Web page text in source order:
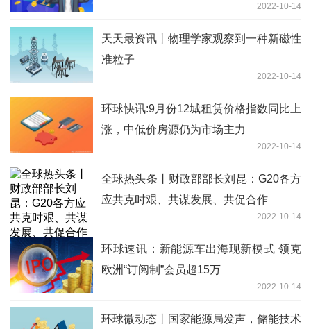
2022-10-14
天天最资讯丨物理学家观察到一种新磁性
准粒子
2022-10-14
环球快讯:9月份12城租赁价格指数同比上
涨，中低价房源仍为市场主力
2022-10-14
全球热头条丨财政部部长刘昆：G20各方
应共克时艰、共谋发展、共促合作
2022-10-14
环球速讯：新能源车出海现新模式 领克
欧洲“订阅制”会员超15万
2022-10-14
环球微动态丨国家能源局发声，储能技术